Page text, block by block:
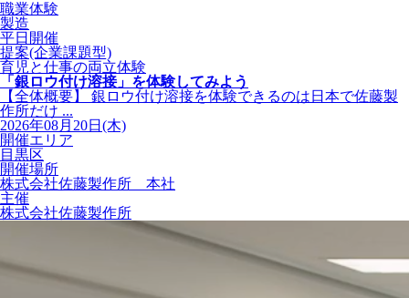
職業体験
製造
平日開催
提案(企業課題型)
育児と仕事の両立体験
「銀ロウ付け溶接」を体験してみよう
【全体概要】 銀ロウ付け溶接を体験できるのは日本で佐藤製
作所だけ ...
2026年08月20日(木)
開催エリア
目黒区
開催場所
株式会社佐藤製作所 本社
主催
株式会社佐藤製作所